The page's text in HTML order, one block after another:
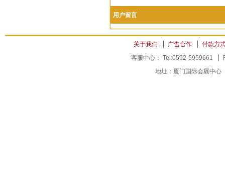
用户留言
关于我们 广告合作
付款方
客服中心： Tel:0592-5959661
地址：厦门国际会展中心